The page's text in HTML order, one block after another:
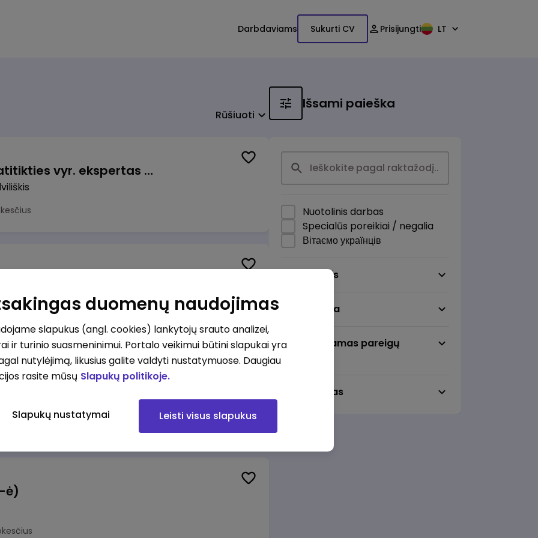
Darbdaviams Sukurti CV Prisijungti LT
Rūšiuoti
Veiklos užtikrinimo ir atitikties vyr. ekspertas (-ė) (Radviliškis) (Radviliškis, LT)
Veiklos užtikrinimo ir atitikties vyr. ekspertas (-ė) (Klaipėda) (Klaipėda, LT)
ė)
Išsami paieška
Nuotolinis darbas
Specialūs poreikiai / negalia
Вітаємо українців
Darbo sritis
Darbo vieta
Pageidaujamas pareigų
Darbo laikas
duomenų naudojimas
slapukus (angl. cookies) lankytojų srauto analizei,
ir turinio suasmeninimui. Portalo veikimui būtini slapukai yra
nutylėjimą, likusius galite valdyti nustatymuose. Daugiau
rasite mūsų Slapukų politikoje.
Slapukų nustatymai Leisti visus slapukus